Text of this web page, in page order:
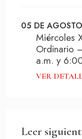
05 DE AGOSTO
Miércoles
Ordinario
a.m. y
VER
Leer